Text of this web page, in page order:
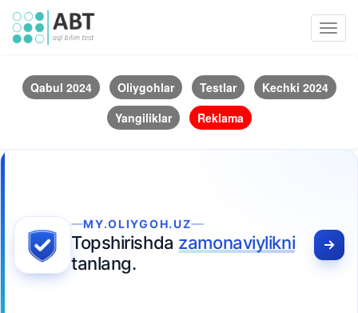
Qabul 2024 Oliygohlar Testlar
Kechki 2024
Yangiliklar
Reklama
MY.OLIYGOH.UZ
Topshirishda zamonaviylikni
tanlang.